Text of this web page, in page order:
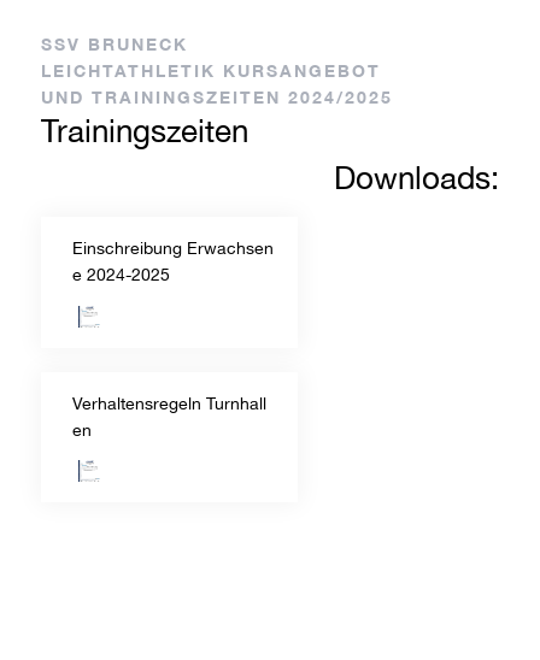
SSV BRUNECK
LEICHTATHLETIK KURSANGEBOT
UND TRAININGSZEITEN 2024/2025
Trainingszeiten
Downloads:
Einschreibung Erwachsen
e 2024-2025
Verhaltensregeln Turnhall
en